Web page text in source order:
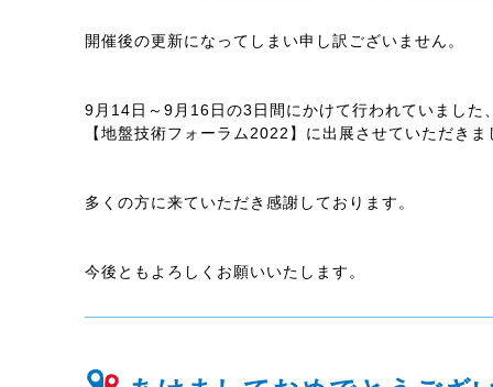
開催後の更新になってしまい申し訳ございません。
9月14日～9月16日の3日間にかけて行われていました
【地盤技術フォーラム2022】に出展させていただきま
多くの方に来ていただき感謝しております。
今後ともよろしくお願いいたします。